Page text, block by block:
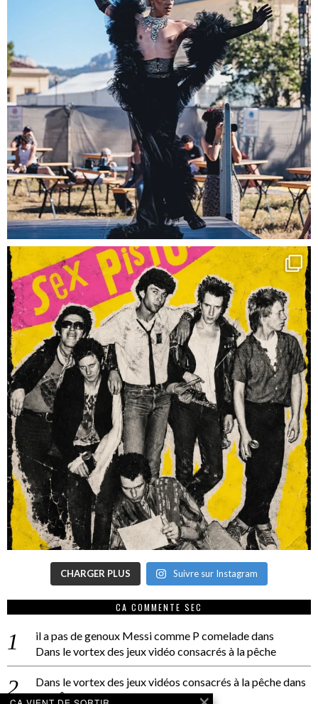
CHARGER PLUS Suivre sur Instagram
CA COMMENTE SEC
il a pas de genoux Messi comme P comeladedans
Dans le vortex des jeux vidéo consacrés à la pêche
Dans le vortex des jeux vidéos consacrés à la pêchedans
PACÔME THIELLEMENT